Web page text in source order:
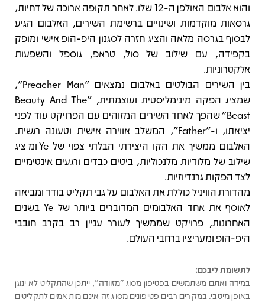
והוא אלבום האולפן ה-12 שלו. לאחר תקופה ארוכה של דחיות,
גרסאות מוקדמות ושינויים ברשימת השירים, האלבום הגיע
לבסוף בגרסה מלאה והציג חזרה לסגנון היפ-הופ אישי ומופק
בקפידה, עם שילוב של סול, טראפ, גוספל והשפעות
אלקטרוניות.
בין השירים הבולטים באלבום נמצאים "Preacher Man",
שמציג הפקה מינימליסטית ועוצמתית, "Beauty And The
Beast" שהפך לאחד השירים המזוהים עם הפרויקט עוד לפני
יציאתו, ו-"Father", המשלב אווירה אישית וטעונה רגשית.
האלבום ממשיך את הקו היצירתי הבלתי צפוי של Ye ומציג
שילוב של מלודיות מלנכוליות, ביטים כבדים ורגעים אינטימיים
לצד הפקות גרנדיוזיות.
מהדורת הוויניל כוללת את האלבום על גבי תקליט בודד ומביאה
לאוסף את אחד האלבומים המדוברים ביותר של Ye בשנים
האחרונות, פרויקט שממשיך לעורר עניין רב בקרב חובבי
היפ-הופ ומעריציו ברחבי העולם.
לתשומת ליבכם:
במידה ואתם משתמשים בפטיפון מסוג "מזוודה", ייתכן שהתקליט לא ינוגן
באופן מיטבי. במקרים רבים פטיפונים מסוג זה אינם מותאמים לתקליטים